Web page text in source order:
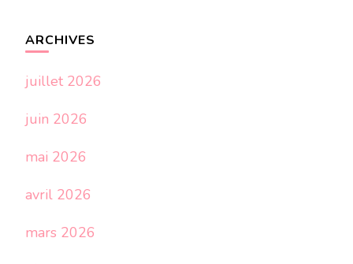
ARCHIVES
juillet 2026
juin 2026
mai 2026
avril 2026
mars 2026